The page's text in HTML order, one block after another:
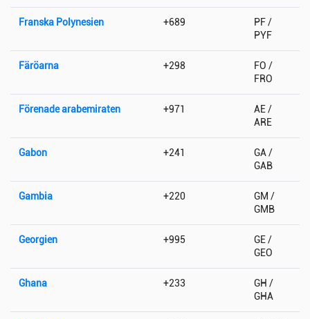
Franska Polynesien +689
PF /
PYF
Färöarna +298
FO /
FRO
Förenade arabemiraten +971
AE /
ARE
Gabon +241
GA /
GAB
Gambia +220
GM /
GMB
Georgien +995
GE /
GEO
Ghana +233
GH /
GHA